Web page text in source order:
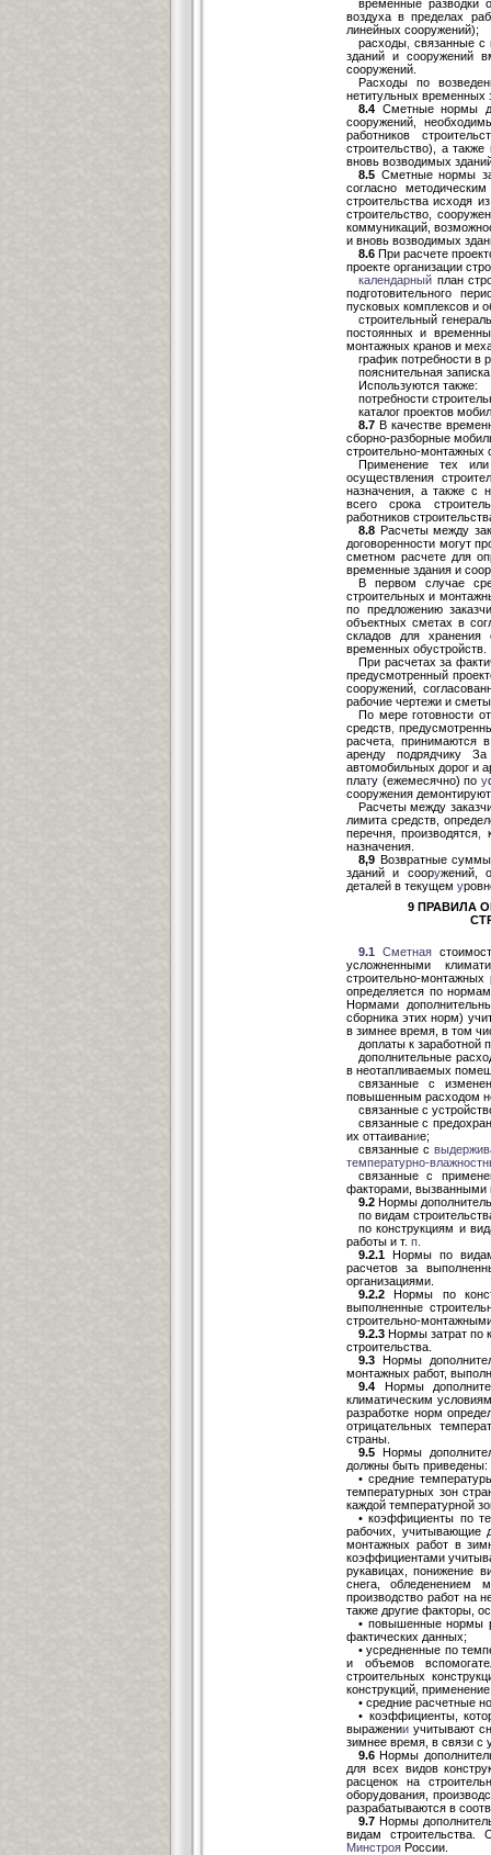
временные разводки
воздуха в пределах
линейных сооружений);
расходы связанные с
зданий и сооружений
сооружений.
Расходы по
нетитульных временных
8.4 Сметные нормы
сооружений,
работников
строительство), а
вновь возводимых
8.5 Сметные нормы
согласно
строительства исходя
строительство,
коммуникаций,
и вновь возводимых
8.6 При расчете
проекте организации
календарный план
подготовительного
пусковых комплексов и
строительный
постоянных и
монтажных кранов и
график потребности в
пояснительная
Используются также:
потребности
каталог проектов
8.7 В качестве
сборно-разборные
строительно-монтажных
Применение тех
осуществления
назначения, а также с
всего срока
работников
8.8 Расчеты между
договоренности могут
сметном расчете для
временные здания и
В первом случае
строительных и
по предложению
объектных сметах в
складов для хранения
временных обустройств.
При расчетах за
предусмотренный
сооружений,
рабочие чертежи и
По мере готовности
средств
расчета
принимаются
аренду подрядчику
автомобильных дорог и
плату (ежемесячно) поу
сооружения
Расчеты между
лимита средств,
перечня, производятся
назначения.
8,9 Возвратные
зданий и сооружений,
деталей в текущем у
9 ПРАВИЛА
9.1 Сметная
усложненными
строительно-
определяется по нормам
Нормами
сборника этих норм)
в зимнее время, в том
доплаты к заработной
дополнительные
в неотапливаемых
связанные с
повышенным расходом
связанные с
связанные с
их оттаивание;
связанные с
температурно-
связанные с
факторами, вызванными
9.2 Нормы
по видам
по конструкциям и
работы и т. п.
9.2.1 Нормы по видам
расчетов за
организациями.
9.2.2 Нормы по
выполненные
строительно-
9.2.3 Нормы затрат по
строительства.
9.3 Нормы
монтажных работ,
9.4 Нормы
климатическим
разработке норм
отрицательных
страны.
9.5 Нормы
должны быть приведены:
• средние
температурных зон
каждой температурной
• коэффициенты по
рабочих, учитывающие
монтажных работ в
коэффициентами
рукавицах, понижение
снега, обледенением
производство работ на
также другие факторы,
• повышенные нормы
фактических данных;
• усредненные по
и объемов
строительных
конструкций,
• средние расчетные
• коэффициенты,
выражении учитывают
зимнее время, в связи с
9.6 Нормы
для всех видов
расценок на
оборудования,
разрабатываются в
9.7 Нормы
видам строительства.
Минстроя России.